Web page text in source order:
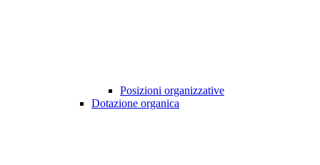
Posizioni organizzative
Dotazione organica